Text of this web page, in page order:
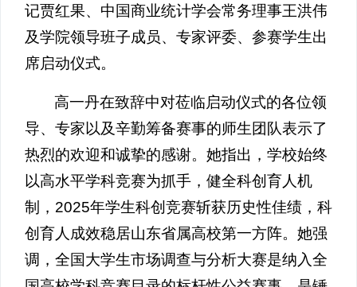
记贾红果、中国商业统计学会常务理事王洪伟
及学院领导班子成员、专家评委、参赛学生出
席启动仪式。
高一丹在致辞中对莅临启动仪式的各位领
导、专家以及辛勤筹备赛事的师生团队表示了
热烈的欢迎和诚挚的感谢。她指出，学校始终
以高水平学科竞赛为抓手，健全科创育人机
制，2025年学生科创竞赛斩获历史性佳绩，科
创育人成效稳居山东省属高校第一方阵。她强
调，全国大学生市场调查与分析大赛是纳入全